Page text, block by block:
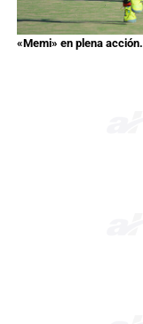
«Memi» en plena acción.